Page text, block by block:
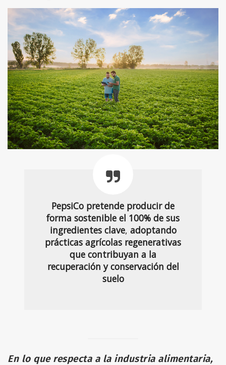
PepsiCo pretende producir de
forma sostenible el 100% de sus
ingredientes clave, adoptando
prácticas agrícolas regenerativas
que contribuyan a la
recuperación y conservación del
suelo
En lo que respecta a la industria alimentaria,